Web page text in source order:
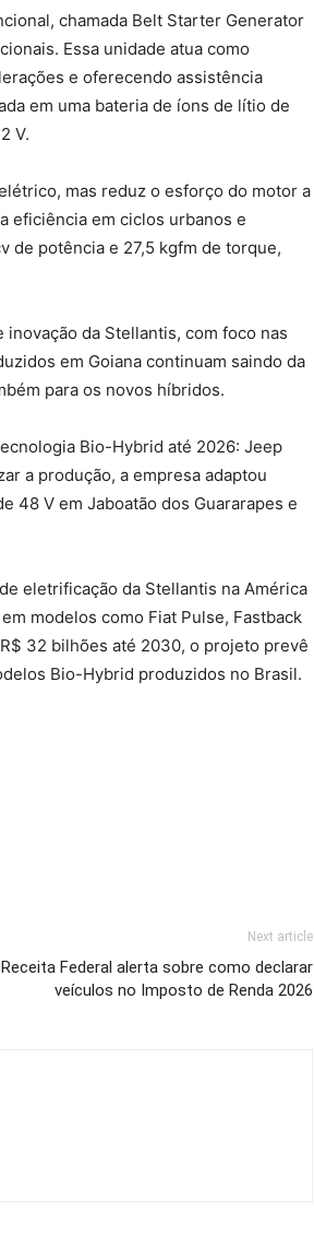
chamada Belt Starter Generator
Essa unidade atua como
e oferecendo assistência
em uma bateria de íons de lítio de
V.
mas reduz o esforço do motor a
eficiência em ciclos urbanos e
de potência e 27,5 kgfm de torque,
da Stellantis, com foco nas
em Goiana continuam saindo da
para os novos híbridos.
Bio-Hybrid até 2026: Jeep
a produção, a empresa adaptou
48 V em Jaboatão dos Guararapes e
eletrificação da Stellantis na América
modelos como Fiat Pulse, Fastback
32 bilhões até 2030, o projeto prevê
Bio-Hybrid produzidos no Brasil.
Next article
Receita Federal alerta sobre como declarar
veículos no Imposto de Renda 2026